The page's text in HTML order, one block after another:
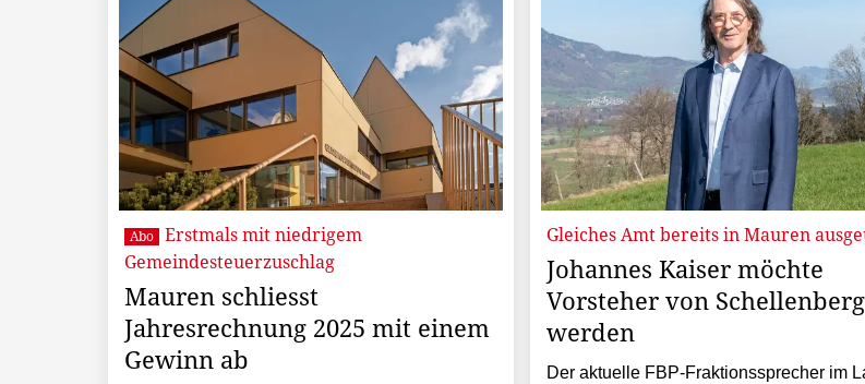
Abo Erstmals mit niedrigem
Gemeindesteuerzuschlag
Mauren schliesst
Jahresrechnung 2025 mit einem
Gewinn ab
Gleiches Amt bereits in Mauren
Johannes Kaiser möchte
Vorsteher von Schellenberg
werden
Der aktuelle FBP-Fraktionssprecher im